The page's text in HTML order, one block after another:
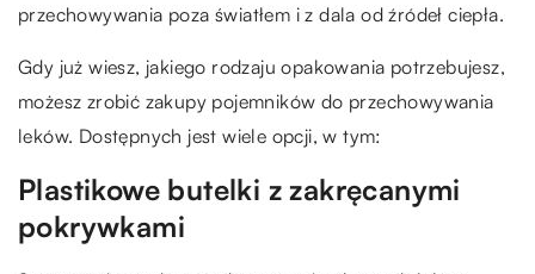
przechowywania poza światłem i z dala od źródeł ciepła.
Gdy już wiesz, jakiego rodzaju opakowania potrzebujesz,
możesz zrobić zakupy pojemników do przechowywania
leków. Dostępnych jest wiele opcji, w tym:
Plastikowe butelki z zakręcanymi
pokrywkami